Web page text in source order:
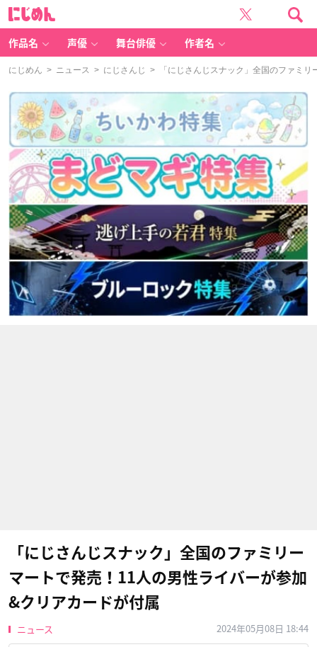
作品名 声優 舞台俳優 作者名
にじめん > ニュース > にじさんじ > 「にじさんじスナック」全国のファミリ
「にじさんじスナック」全国のファミリー
マートで発売！11人の男性ライバーが参加
&クリアカードが付属
ニュース 2024年05月08日 18:44